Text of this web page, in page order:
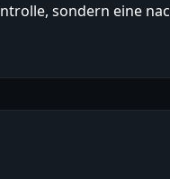
sondern eine